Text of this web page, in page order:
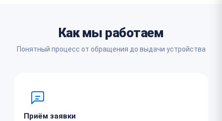
Как мы работаем
Понятный процесс от обращения до выдачи устройства
Приём заявки